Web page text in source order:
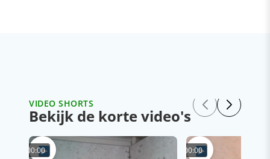
VIDEO SHORTS
Bekijk de korte video's
00:00 00:00